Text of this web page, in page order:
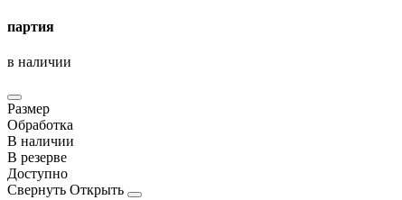
партия
в наличии
Размер
Обработка
В наличии
В резерве
Доступно
Свернуть Открыть